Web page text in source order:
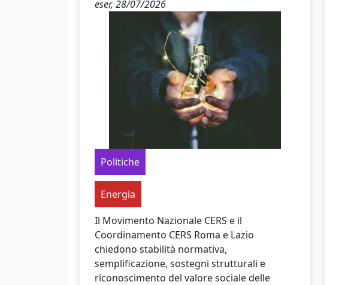
eser, 28/07/2026
Politiche
Energia
Il Movimento Nazionale CERS e il
Coordinamento CERS Roma e Lazio
chiedono stabilità normativa,
semplificazione, sostegni strutturali e
riconoscimento del valore sociale delle